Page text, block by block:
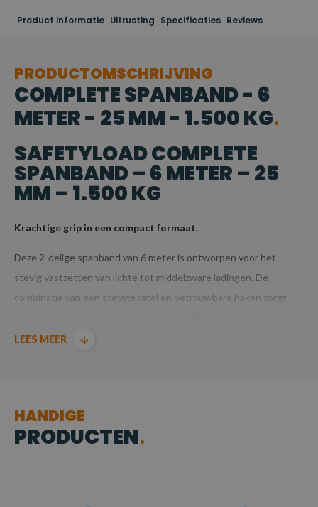
Product informatie Uitrusting Specificaties Reviews
PRODUCTOMSCHRIJVING
COMPLETE SPANBAND - 6
METER - 25 MM - 1.500 KG
SAFETYLOAD COMPLETE
SPANBAND – 6 METER – 25
MM – 1.500 KG
Krachtige grip in een compact formaat.
Deze 2-delige spanband van 6 meter is ontworpen voor het
stevig vastzetten van lichte tot middelzware ladingen. De
combinatie van een stevige ratel en betrouwbare haken zorgt
SPECIFICATIES
Breedte
Sjorcapaciteit
: 750 daN
LEES MEER
HANDIGE
PRODUCTEN